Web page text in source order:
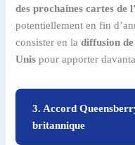
des prochaines cartes de
potentiellement en fin
consister en ladiffusion
Unis pour apporter
3. Accord
britannique